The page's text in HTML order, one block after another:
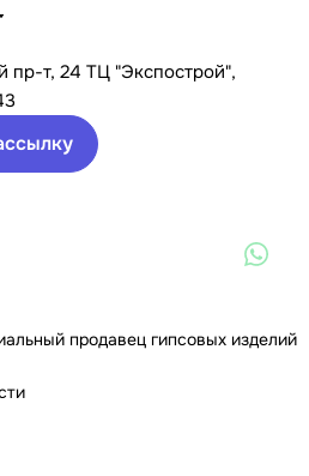
пр-т, 24 ТЦ "Экспострой",
продавец гипсовых изделий